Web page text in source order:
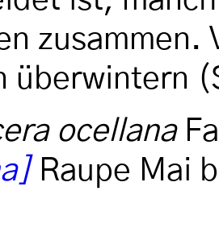
zusammen.
überwintern
ocellana
Raupe Mai